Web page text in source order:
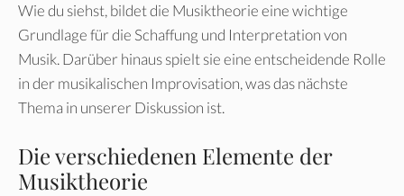
Wie du siehst, bildet die Musiktheorie eine wichtige
Grundlage für die Schaffung und Interpretation von
Musik. Darüber hinaus spielt sie eine entscheidende Rolle
in der musikalischen Improvisation, was das nächste
Thema in unserer Diskussion ist.
Die verschiedenen Elemente der
Musiktheorie